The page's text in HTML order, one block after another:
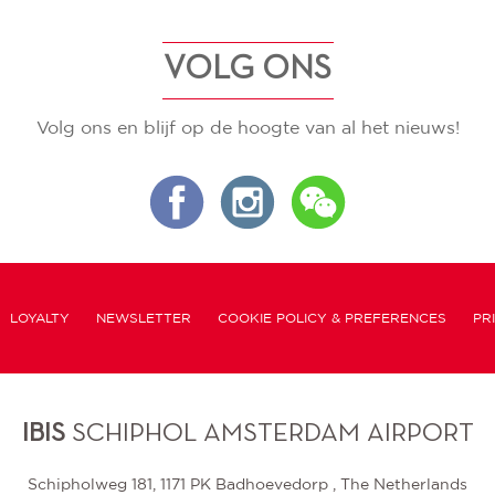
VOLG ONS
Volg ons en blijf op de hoogte van al het nieuws!
LOYALTY NEWSLETTER COOKIE POLICY & PREFERENCES
IBISSCHIPHOL AMSTERDAM AIRPORT
Schipholweg 181, 1171 PK Badhoevedorp , The Netherlands